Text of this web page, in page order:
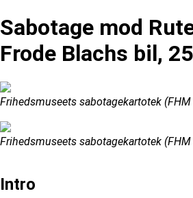
Sabotage mod
Frode Blachs bil,
Frihedsmuseets sabotagekartotek
Frihedsmuseets sabotagekartotek
Intro